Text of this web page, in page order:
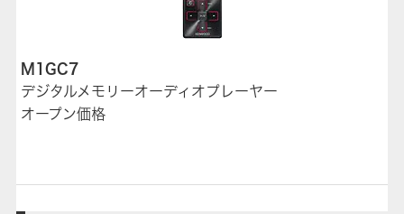
M1GC7
デジタルメモリーオーディオプレーヤー
オープン価格